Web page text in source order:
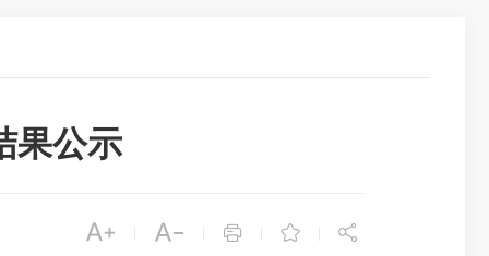
果公示
    